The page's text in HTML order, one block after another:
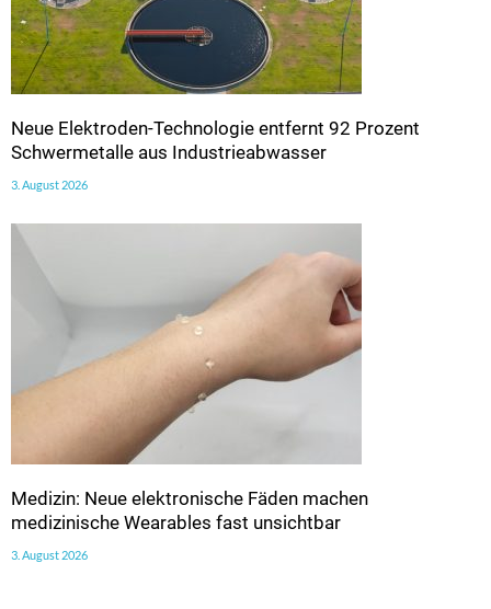
Neue Elektroden-Technologie entfernt 92 Prozent
Schwermetalle aus Industrieabwasser
3. August 2026
Medizin: Neue elektronische Fäden machen
medizinische Wearables fast unsichtbar
3. August 2026